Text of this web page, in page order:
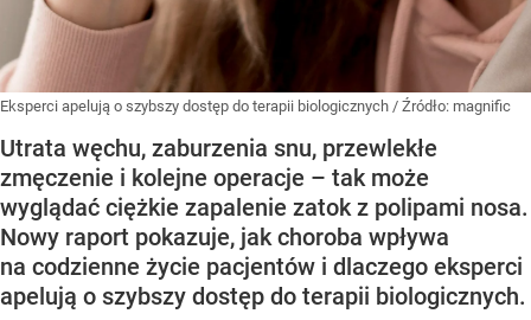
Eksperci apelują o szybszy dostęp do terapii biologicznych / Źródło: magnific
Utrata węchu, zaburzenia snu, przewlekłe
zmęczenie i kolejne operacje – tak może
wyglądać ciężkie zapalenie zatok z polipami nosa.
Nowy raport pokazuje, jak choroba wpływa
na codzienne życie pacjentów i dlaczego eksperci
apelują o szybszy dostęp do terapii biologicznych.